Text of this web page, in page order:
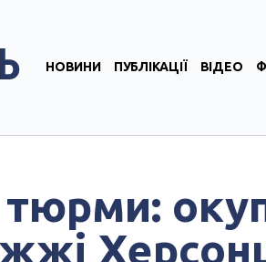
НОВИНИ ПУБЛІКАЦІЇ ВІДЕО